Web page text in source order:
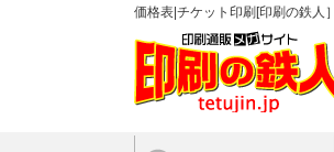
価格表|チケット印刷[印刷の鉄人］